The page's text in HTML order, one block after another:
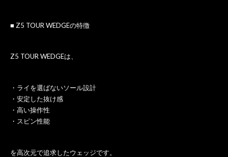
■ Z5 TOUR WEDGEの特徴
Z5 TOUR WEDGEは、
・ライを選ばないソール設計
・安定した抜け感
・高い操作性
・スピン性能
を高次元で追求したウェッジです。